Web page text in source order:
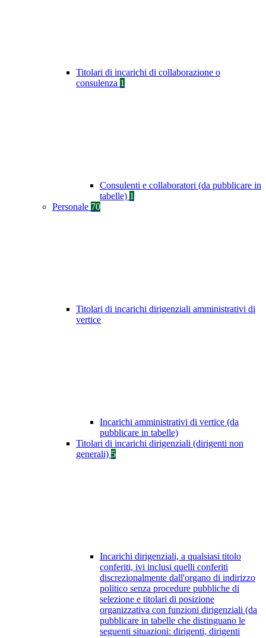
Titolari di incarichi di collaborazione o
consulenza 1
Consulenti e collaboratori (da pubblicare in
tabelle) 1
Personale 70
Titolari di incarichi dirigenziali amministrativi di
vertice
Incarichi amministrativi di vertice (da
pubblicare in tabelle)
Titolari di incarichi dirigenziali (dirigenti non
generali) 5
Incarichi dirigenziali, a qualsiasi titolo
conferiti, ivi inclusi quelli conferiti
discrezionalmente dall'organo di indirizzo
politico senza procedure pubbliche di
selezione e titolari di posizione
organizzativa con funzioni dirigenziali (da
pubblicare in tabelle che distinguano le
seguenti situazioni: dirigenti, dirigenti